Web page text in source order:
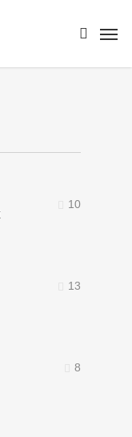
search
10
13
8